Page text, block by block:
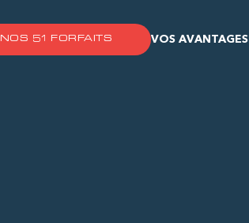
NOS 51 FORFAITS VOS AVANTAGES